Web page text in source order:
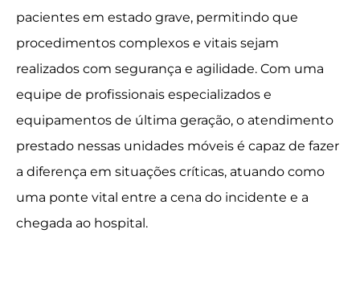
pacientes em estado grave, permitindo que
procedimentos complexos e vitais sejam
realizados com segurança e agilidade. Com uma
equipe de profissionais especializados e
equipamentos de última geração, o atendimento
prestado nessas unidades móveis é capaz de fazer
a diferença em situações críticas, atuando como
uma ponte vital entre a cena do incidente e a
chegada ao hospital.